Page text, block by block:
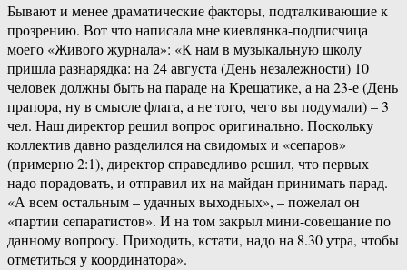
Бывают и менее драматические факторы, подталкивающие к
прозрению. Вот что написала мне киевлянка-подписчица
моего «Живого журнала»: «К нам в музыкальную школу
пришла разнарядка: на 24 августа (День незалежности) 10
человек должны быть на параде на Крещатике, а на 23-е (День
прапора, ну в смысле флага, а не того, чего вы подумали) – 3
чел. Наш директор решил вопрос оригинально. Поскольку
коллектив давно разделился на свидомых и «сепаров»
(примерно 2:1), директор справедливо решил, что первых
надо порадовать, и отправил их на майдан принимать парад.
«А всем остальным – удачных выходных», – пожелал он
«партии сепаратистов». И на том закрыл мини-совещание по
данному вопросу. Приходить, кстати, надо на 8.30 утра, чтобы
отметиться у координатора».